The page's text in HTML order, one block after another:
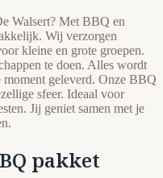
Walsert? Met BBQ en
Wij verzorgen
kleine en grote groepen.
te doen. Alles wordt
moment geleverd. Onze BBQ
sfeer. Ideaal voor
Jij geniet samen met je
pakket